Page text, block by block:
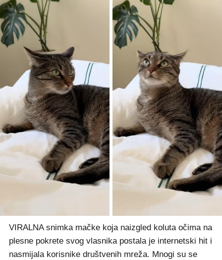
VIRALNA snimka mačke koja naizgled koluta očima na
plesne pokrete svog vlasnika postala je internetski hit i
nasmijala korisnike društvenih mreža. Mnogi su se